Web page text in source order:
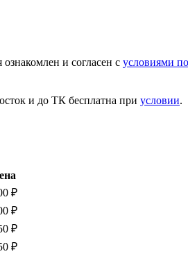
и согласен с условиями
и до ТК бесплатна при условии.
₽
₽
₽
₽